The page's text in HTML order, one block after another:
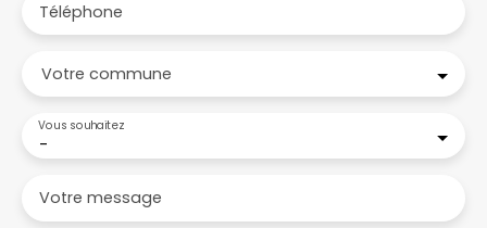
Téléphone
Votre commune
-
Vous souhaitez
Votre message